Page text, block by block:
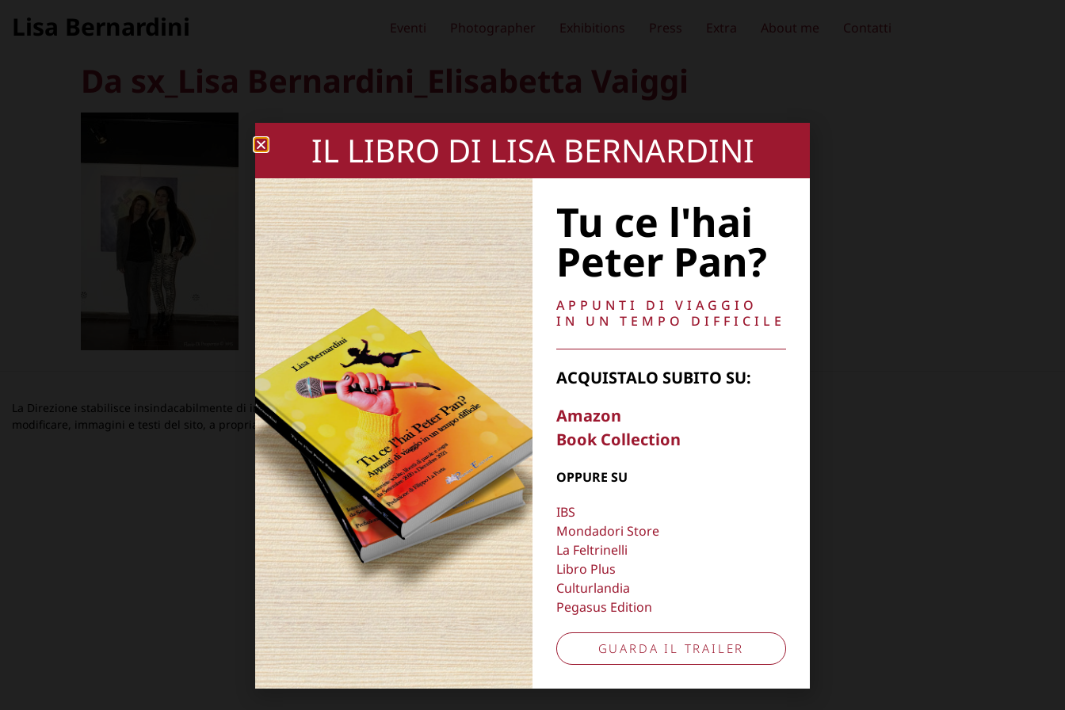
Lisa Bernardini Eventi Photographer Exhibitions Press Extra About me Contatti
Da sx_Lisa Bernardini_Elisabetta Vaiggi
La Direzione stabilisce insindacabilmente di inserire, rimuovere, oscurare,
modificare, immagini e testi del sito, a propria discrezione.
Copyright © 2026Lisa Bernardini
Cookie PolicyPrivacy Policy
Aggiorna preferenze tracciamento
IL LIBRO DI LISA BERNARDINI
Tu ce l'hai
Peter Pan?
APPUNTI DI VIAGGIO
IN UN TEMPO DIFFICILE
ACQUISTALO SUBITO SU:
Amazon
Book Collection
OPPURE SU
IBS
Mondadori Store
La Feltrinelli
Libro Plus
Culturlandia
Pegasus Edition
GUARDA IL TRAILER